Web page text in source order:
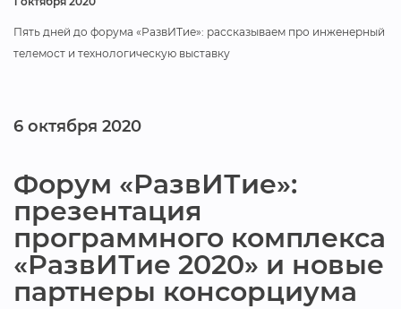
Пять дней до форума «РазвИТие»: рассказываем про инженерный
телемост и технологическую выставку
6 октября 2020
Форум «РазвИТие»:
презентация
программного комплекса
«РазвИТие 2020» и новые
партнеры консорциума